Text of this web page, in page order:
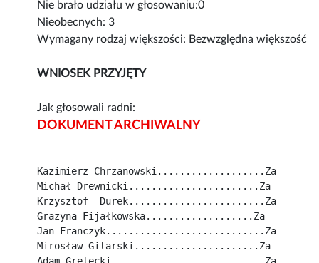
Nie brało udziału w głosowaniu:0
Nieobecnych: 3
Wymagany rodzaj większości: Bezwzględna większość
WNIOSEK PRZYJĘTY
Jak głosowali radni:
DOKUMENT ARCHIWALNY
Kazimierz Chrzanowski...................Za
Michał Drewnicki.......................Za
Krzysztof  Durek........................Za
Grażyna Fijałkowska...................Za
Jan Franczyk............................Za
Mirosław Gilarski......................Za